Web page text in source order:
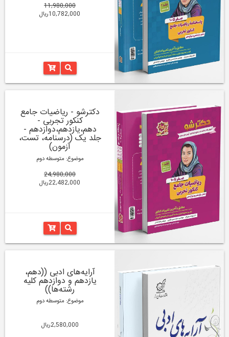
11,980,000
10,782,000ریال
دکترشو - ریاضیات جامع
کنکور تجربی -
دهم،یازدهم،دوازدهم -
جلد یک (درسنامه، تست،
آزمون)
موضوع: متوسطه دوم
24,980,000
22,482,000ریال
آرایه‌های ادبی ((دهم،
یازدهم و دوازدهم کلیه
رشته‌‌ها))
موضوع: متوسطه دوم
2,580,000ریال